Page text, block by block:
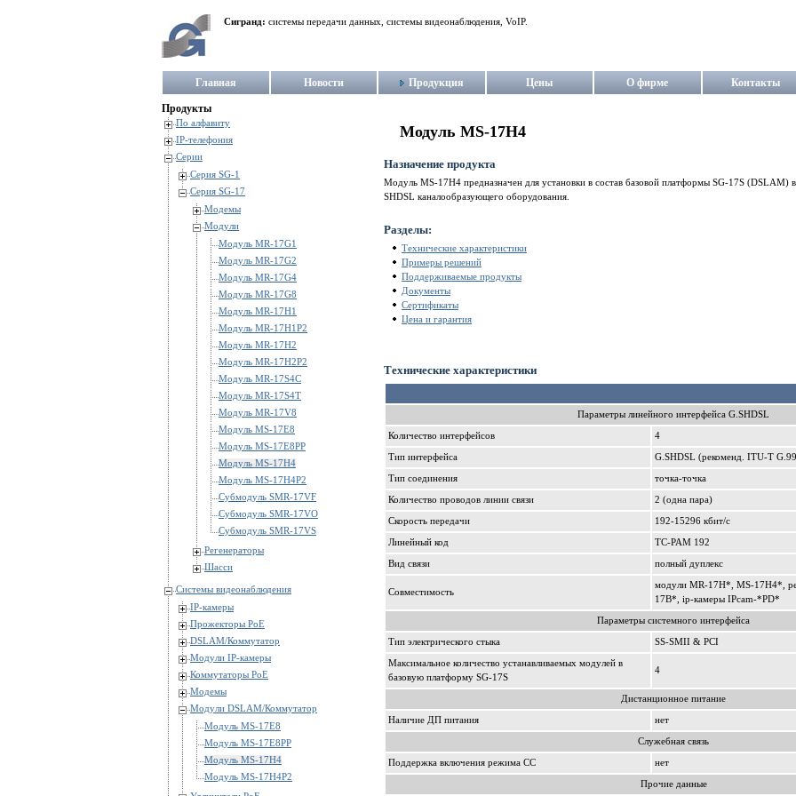
Сигранд: системы передачи данных, системы видеонаблюдения, VoIP.
Главная Новости Продукция Цены О фирме Контакты
Продукты
По алфавиту
IP-телефония
Серии
Серия SG-1
Серия SG-17
Модемы
Модули
Модуль MR-17G1
Модуль MR-17G2
Модуль MR-17G4
Модуль MR-17G8
Модуль MR-17H1
Модуль MR-17H1P2
Модуль MR-17H2
Модуль MR-17H2P2
Модуль MR-17S4C
Модуль MR-17S4T
Модуль MR-17V8
Модуль MS-17E8
Модуль MS-17E8PP
Модуль MS-17H4
Модуль MS-17H4P2
Субмодуль SMR-17VF
Субмодуль SMR-17VO
Субмодуль SMR-17VS
Регенераторы
Шасси
Системы видеонаблюдения
IP-камеры
Прожекторы PoE
DSLAM/Коммутатор
Модули IP-камеры
Коммутаторы PoE
Модемы
Модули DSLAM/Коммутатор
Модуль MS-17E8
Модуль MS-17E8PP
Модуль MS-17H4
Модуль MS-17H4P2
Модуль MS-17H4
Назначение продукта
Модуль MS-17H4 предназначен для установки в состав базовой платформы SG-17S (DSLAM) в
SHDSL каналообразующего оборудования.
Разделы:
Технические характеристики
Примеры решений
Поддерживаемые продукты
Документы
Сертификаты
Цена и гарантия
Технические характеристики
Параметры линейного интерфейса G.SHDSL
Количество интерфейсов 4
Тип интерфейса G.SHDSL (рекоменд. ITU-T
Тип соединения точка-точка
Количество проводов линии связи 2 (одна пара)
Скорость передачи 192-15296 кбит/c
Линейный код ТС-РАМ 192
Вид связи полный дуплекс
Совместимость
модули MR-17H*, MS-17H4*,
17B*, ip-камеры IPcam-*PD*
Параметры системного интерфейса
Тип электрического стыка SS-SMII & PCI
Максимальное количество устанавливаемых модулей в
базовую платформу SG-17S
4
Дистанционное питание
Наличие ДП питания нет
Служебная связь
Поддержка включения режима СС нет
Прочие данные